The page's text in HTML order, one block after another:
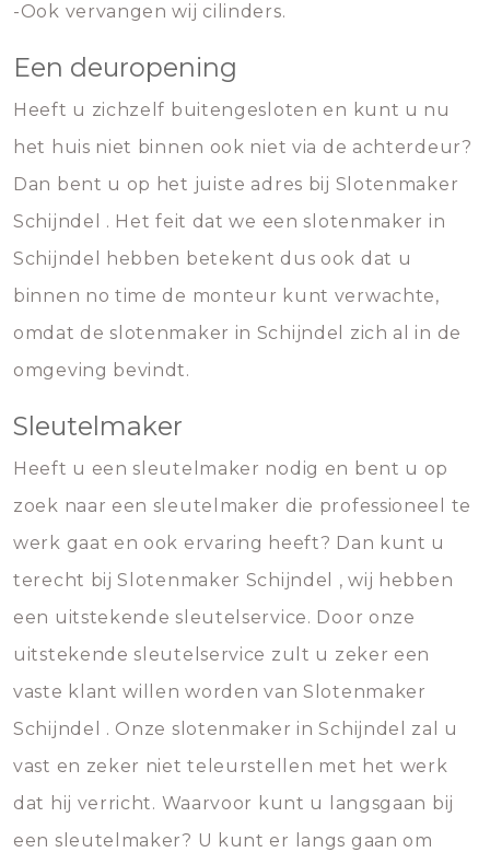
-Ook vervangen wij cilinders.
Een deuropening
Heeft u zichzelf buitengesloten en kunt u nu
het huis niet binnen ook niet via de achterdeur?
Dan bent u op het juiste adres bij Slotenmaker
Schijndel . Het feit dat we een slotenmaker in
Schijndel hebben betekent dus ook dat u
binnen no time de monteur kunt verwachte,
omdat de slotenmaker in Schijndel zich al in de
omgeving bevindt.
Sleutelmaker
Heeft u een sleutelmaker nodig en bent u op
zoek naar een sleutelmaker die professioneel te
werk gaat en ook ervaring heeft? Dan kunt u
terecht bij Slotenmaker Schijndel , wij hebben
een uitstekende sleutelservice. Door onze
uitstekende sleutelservice zult u zeker een
vaste klant willen worden van Slotenmaker
Schijndel . Onze slotenmaker in Schijndel zal u
vast en zeker niet teleurstellen met het werk
dat hij verricht. Waarvoor kunt u langsgaan bij
een sleutelmaker? U kunt er langs gaan om